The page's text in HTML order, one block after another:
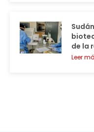
de la
Leer